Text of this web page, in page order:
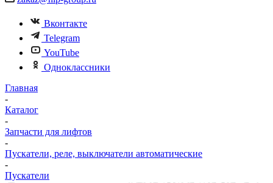
Вконтакте
Telegram
YouTube
Одноклассники
Главная
-
Каталог
-
Запчасти для лифтов
-
Пускатели, реле, выключатели автоматические
-
Пускатели